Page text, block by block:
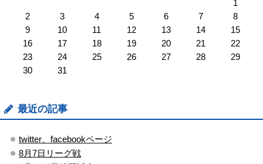
1
2
3 4 5 6 7
8
9
10 11 12 13 14
15
16
17 18 19 20 21
22
23
24 25 26 27 28
29
30
31
最近の記事
twitter、facebookページ
8月7日リーグ戦